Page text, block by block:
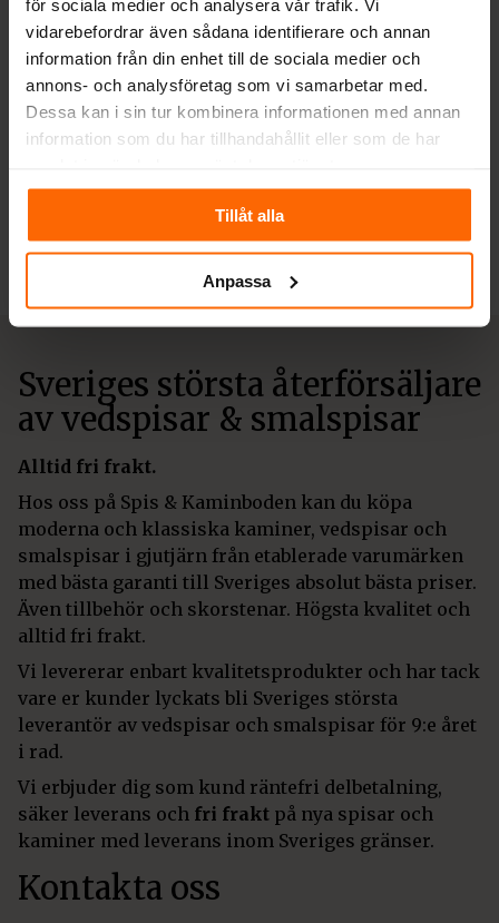
för sociala medier och analysera vår trafik. Vi
vidarebefordrar även sådana identifierare och annan
information från din enhet till de sociala medier och
annons- och analysföretag som vi samarbetar med.
Dessa kan i sin tur kombinera informationen med annan
information som du har tillhandahållit eller som de har
Tillåt alla
Anpassa
TILLBEHÖR
tilluft med spjäll
Sveriges största återförsäljare
av vedspisar & smalspisar
Alltid fri frakt.
Hos oss på Spis & Kaminboden kan du köpa
moderna och klassiska kaminer, vedspisar och
smalspisar i gjutjärn från etablerade varumärken
med bästa garanti till Sveriges absolut bästa priser.
Även tillbehör och skorstenar. Högsta kvalitet och
alltid fri frakt.
Vi levererar enbart kvalitetsprodukter och har tack
vare er kunder lyckats bli Sveriges största
leverantör av vedspisar och smalspisar för 9:e året
i rad.
Vi erbjuder dig som kund räntefri delbetalning,
säker leverans och fri frakt på nya spisar och
kaminer med leverans inom Sveriges gränser.
Kontakta oss